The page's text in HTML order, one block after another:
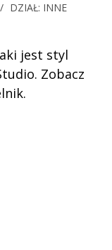
/ DZIAŁ: INNE
jest styl
Zobacz